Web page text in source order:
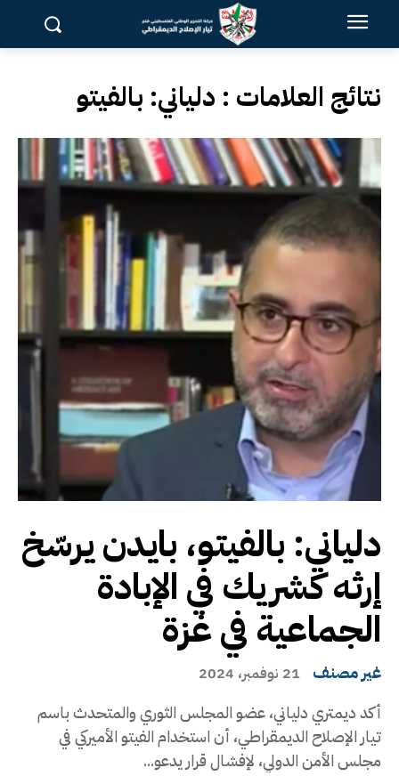
نتائج العلامات : دلياني: بالفيتو
دلياني: بالفيتو، بايدن يرسّخ
إرثه كشريك في الإبادة
الجماعية في غزة
غير مصنف 21 نوفمبر، 2024
أكد ديمتري دلياني، عضو المجلس الثوري والمتحدث باسم
تيار الإصلاح الديمقراطي، أن استخدام الفيتو الأميركي في
مجلس الأمن الدولي، لإفشال قرار يدعو...